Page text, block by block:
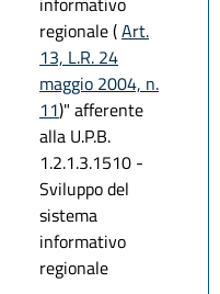
regionale (Art.
13, L.R. 24
maggio 2004, n.
11)" afferente
alla U.P.B.
1.2.1.3.1510 -
Sviluppo del
sistema
informativo
regionale